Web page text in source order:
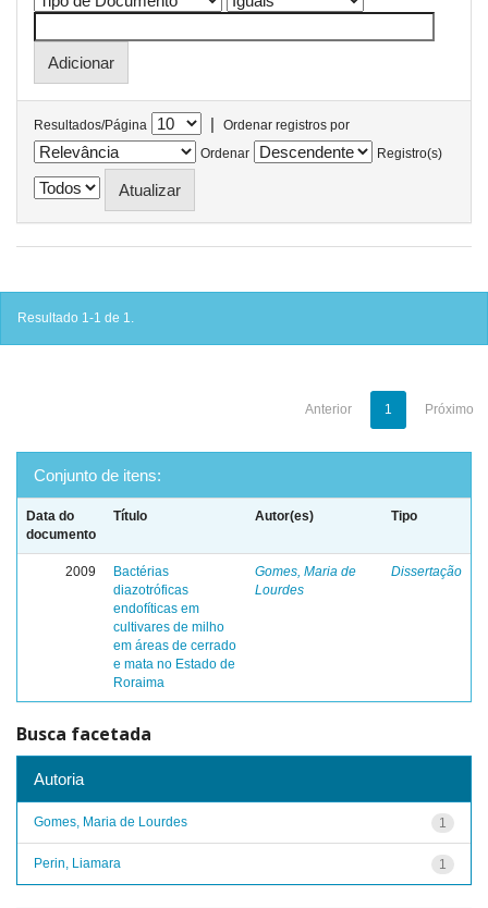
Resultados/Página |
Ordenar registros por
Ordenar
Registro(s)
Resultado 1-1 de 1.
Anterior 1 Próximo
Conjunto de itens:
Data do
documento
Título Autor(es) Tipo
2009
Bactérias
diazotróficas
endofíticas em
cultivares de milho
em áreas de cerrado
e mata no Estado de
Roraima
Gomes, Maria de
Lourdes
Dissertação
Busca facetada
Autoria
1
Gomes, Maria de Lourdes
1
Perin, Liamara